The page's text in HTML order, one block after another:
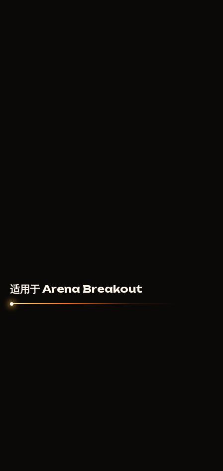
适用于 Arena Breakout